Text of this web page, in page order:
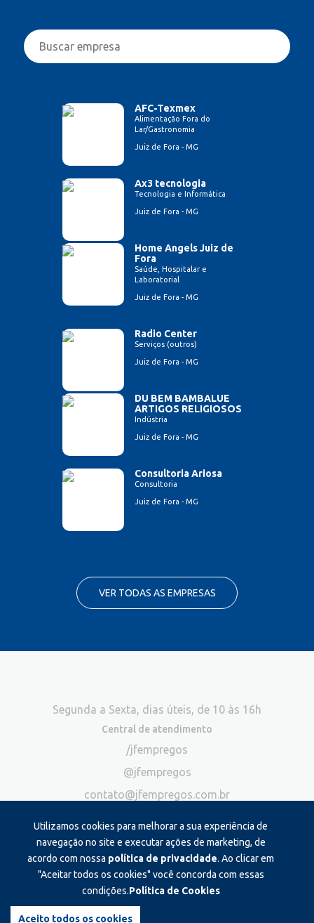
AFC-Texmex
Alimentação Fora do
Lar/Gastronomia
Juiz de Fora - MG
Ax3 tecnologia
Tecnologia e Informática
Juiz de Fora - MG
Home Angels Juiz de
Fora
Saúde, Hospitalar e
Laboratorial
Juiz de Fora - MG
Radio Center
Serviços (outros)
Juiz de Fora - MG
DU BEM BAMBALUE
ARTIGOS RELIGIOSOS
Indústria
Juiz de Fora - MG
Consultoria Ariosa
Consultoria
Juiz de Fora - MG
VER TODAS AS EMPRESAS
Utilizamos cookies para melhorar a sua experiência de
navegação no site e executar ações de marketing, de
acordo com nossa política de privacidade. Ao clicar em
"Aceitar todos os cookies" você concorda com essas
condições.Política de Cookies
Aceito todos os cookies
Segunda a Sexta, dias úteis, de 10 às 16h
Central de atendimento
/jfempregos
@jfempregos
contato@jfempregos.com.br
Publicidade
*Exclusivo para atendimento via chat. Não atendemos ligações neste
canal
Produzido e administrado por: